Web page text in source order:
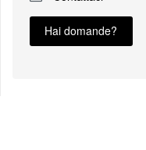
Hai domande?